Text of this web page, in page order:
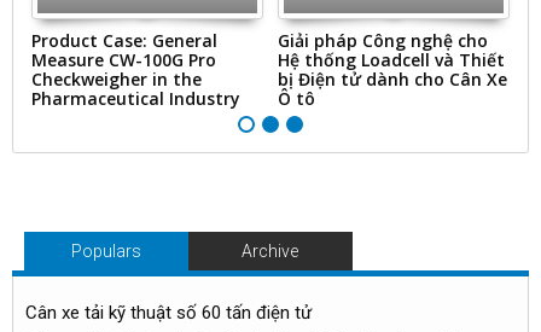
Product Case: General
Measure CW-100G Pro
Checkweigher in the
Pharmaceutical Industry
Giải pháp Công nghệ cho
Hệ thống Loadcell và Thiết
bị Điện tử dành cho Cân Xe
Ô tô
Populars Archive
Cân xe tải kỹ thuật số 60 tấn điện tử